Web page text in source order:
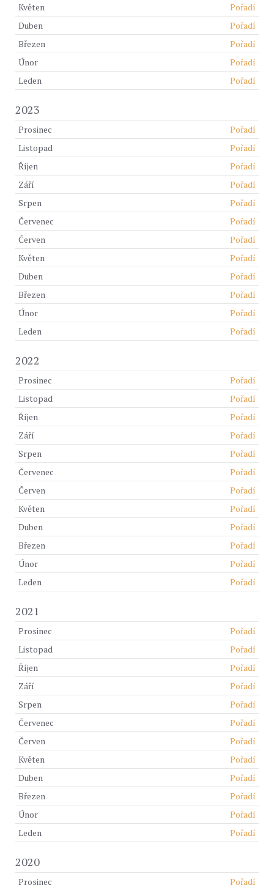
Květen
Pořadí
Duben
Pořadí
Březen
Pořadí
Únor
Pořadí
Leden
Pořadí
2023
Prosinec
Pořadí
Listopad
Pořadí
Říjen
Pořadí
Září
Pořadí
Srpen
Pořadí
Červenec
Pořadí
Červen
Pořadí
Květen
Pořadí
Duben
Pořadí
Březen
Pořadí
Únor
Pořadí
Leden
Pořadí
2022
Prosinec
Pořadí
Listopad
Pořadí
Říjen
Pořadí
Září
Pořadí
Srpen
Pořadí
Červenec
Pořadí
Červen
Pořadí
Květen
Pořadí
Duben
Pořadí
Březen
Pořadí
Únor
Pořadí
Leden
Pořadí
2021
Prosinec
Pořadí
Listopad
Pořadí
Říjen
Pořadí
Září
Pořadí
Srpen
Pořadí
Červenec
Pořadí
Červen
Pořadí
Květen
Pořadí
Duben
Pořadí
Březen
Pořadí
Únor
Pořadí
Leden
Pořadí
2020
Prosinec
Pořadí